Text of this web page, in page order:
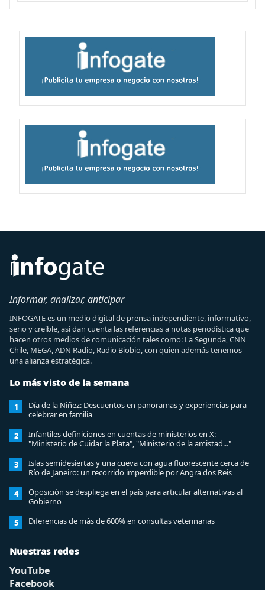
Informar, analizar, anticipar
INFOGATE es un medio digital de prensa independiente, informativo,
serio y creíble, así dan cuenta las referencias a notas periodística que
hacen otros medios de comunicación tales como: La Segunda, CNN
Chile, MEGA, ADN Radio, Radio Biobio, con quien además tenemos
una alianza estratégica.
Lo más visto de la semana
1
Día de la Niñez: Descuentos en panoramas y experiencias para
celebrar en familia
2
Infantiles definiciones en cuentas de ministerios en X:
"Ministerio de Cuidar la Plata", "Ministerio de la amistad..."
3
Islas semidesiertas y una cueva con agua fluorescente cerca de
Río de Janeiro: un recorrido imperdible por Angra dos Reis
4
Oposición se despliega en el país para articular alternativas al
Gobierno
5 Diferencias de más de 600% en consultas veterinarias
Nuestras redes
YouTube
Facebook